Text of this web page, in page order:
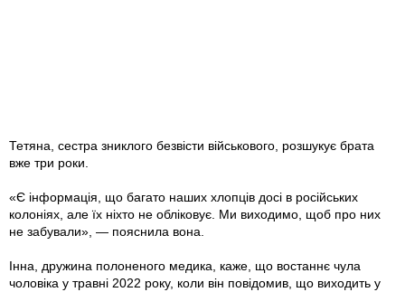
Тетяна, сестра зниклого безвісти військового, розшукує брата
вже три роки.
«Є інформація, що багато наших хлопців досі в російських
колоніях, але їх ніхто не обліковує. Ми виходимо, щоб про них
не забували», — пояснила вона.
Інна, дружина полоненого медика, каже, що востаннє чула
чоловіка у травні 2022 року, коли він повідомив, що виходить у